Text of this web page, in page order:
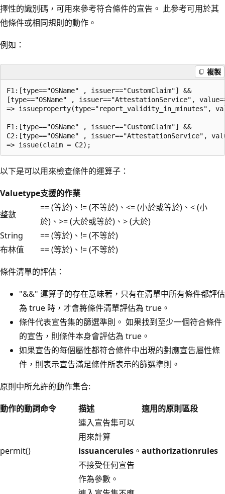
擇性的識別碼，可用來參考符合條件的宣告。 此參考可用於其
他條件或相同規則的動作。
例如：
複製
F1:[type=="OSName" , issuer=="CustomClaim"] &&
[type=="OSName" , issuer=="AttestationService",
=> issueproperty(type="report_validity_in_minutes",
F1:[type=="OSName" , issuer=="CustomClaim"] &&
C2:[type=="OSName" , issuer=="AttestationService",
以下是可以用來檢查條件的運算子：
Valuetype支援的作業
整數
== (等於)、!= (不等於)、<= (小於或等於)、< (小
於)、>= (大於或等於)、> (大於)
String
== (等於)、!= (不等於)
布林值
== (等於)、!= (不等於)
條件清單的評估：
"&&" 運算子的存在意味著，只有在清單中所有條件都評估
為 true 時，才會將條件清單評估為 true。
條件代表宣告集的篩選準則。 如果找到至少一個符合條件
的宣告，則條件本身會評估為 true。
如果宣告的每個屬性都符合條件中出現的對應宣告屬性條
件，則表示宣告滿足條件所表示的篩選準則。
原則中所允許的動作集合:
動作的動詞命令
描述 適用的原則區段
permit()
連入宣告集可以
用來計算
issuancerules 。
不接受任何宣告
作為參數。
authorizationrules